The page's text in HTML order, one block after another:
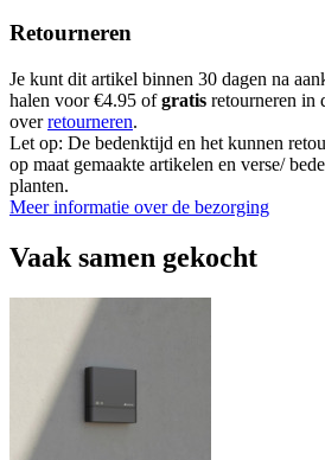
Retourneren
Je kunt dit artikel binnen 30 dagen na
halen voor €4.95 ofgratis retourneren in
overretourneren.
Let op: De bedenktijd en het kunnen
op maat gemaakte artikelen en verse/
planten.
Meer informatie over de bezorging
Vaak samen gekocht